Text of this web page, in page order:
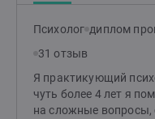
человек настроен на
жизни. У меня есть
интересно работать
меняется, когда мы
кто хочет и готов
Психолог диплом
31 отзыв
Я практикующий
чуть более 4 лет я
на сложные вопросы,